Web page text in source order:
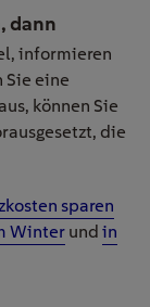
dann
informieren
Sie eine
können Sie
die
sparen
Winter und in